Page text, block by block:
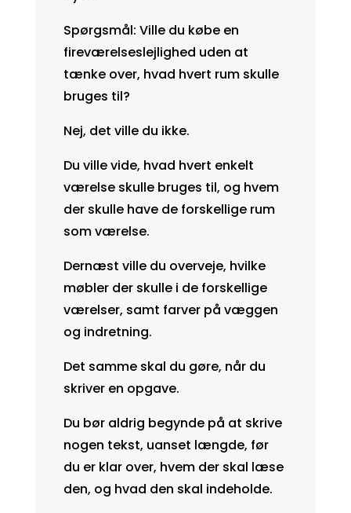
Spørgsmål: Ville du købe en
fireværelseslejlighed uden at
tænke over, hvad hvert rum skulle
bruges til?
Nej, det ville du ikke.
Du ville vide, hvad hvert enkelt
værelse skulle bruges til, og hvem
der skulle have de forskellige rum
som værelse.
Dernæst ville du overveje, hvilke
møbler der skulle i de forskellige
værelser, samt farver på væggen
og indretning.
Det samme skal du gøre, når du
skriver en opgave.
Du bør aldrig begynde på at skrive
nogen tekst, uanset længde, før
du er klar over, hvem der skal læse
den, og hvad den skal indeholde.